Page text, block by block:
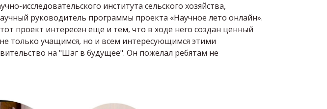
исследовательского института сельского хозяйства,
руководитель программы проекта «Научное лето онлайн».
проект интересен еще и тем, что в ходе него создан ценный
только учащимся, но и всем интересующимся этими
на "Шаг в будущее". Он пожелал ребятам не